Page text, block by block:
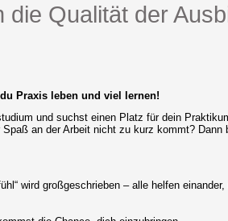
Qualität der
Praxis leben und viel lernen!
und suchst einen Platz für dein
an der Arbeit nicht zu kurz kommt? Dann
wird großgeschrieben – alle helfen